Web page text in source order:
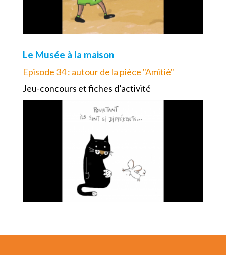
Le Musée à la maison
Episode 34 : autour de la pièce "Amitié"
Jeu-concours et fiches d’activité